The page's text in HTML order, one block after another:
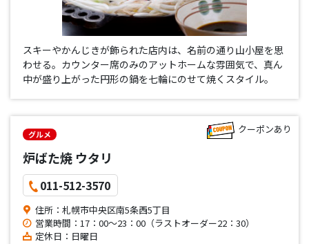
スキーやかんじきが飾られた店内は、名前の通り山小屋を思
わせる。カウンター席のみのアットホームな雰囲気で、真ん
中が盛り上がった円形の鍋を七輪にのせて焼くスタイル。
グルメ
炉ばた焼 ウタリ
011-512-3570
住所：札幌市中央区南5条西5丁目
営業時間：17：00～23：00（ラストオーダー22：30）
定休日：日曜日
クーポンあり